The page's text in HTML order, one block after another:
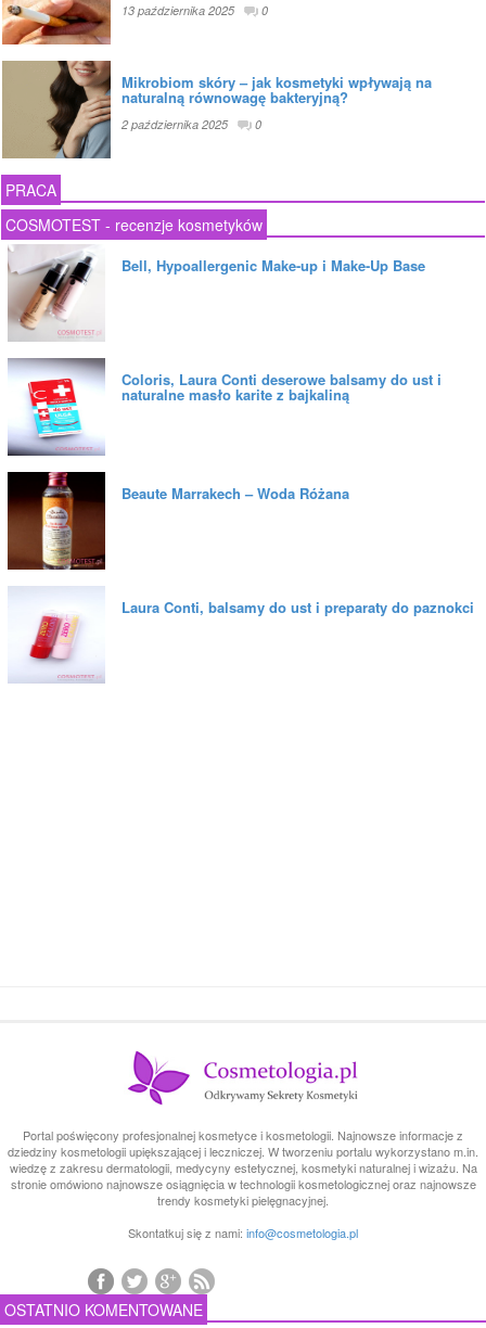
13 października 2025 0
Mikrobiom skóry – jak kosmetyki wpływają na
naturalną równowagę bakteryjną?
2 października 2025 0
PRACA
COSMOTEST - recenzje kosmetyków
Bell, Hypoallergenic Make-up i Make-Up Base
Coloris, Laura Conti deserowe balsamy do ust i
naturalne masło karite z bajkaliną
Beaute Marrakech – Woda Różana
Laura Conti, balsamy do ust i preparaty do paznokci
Portal poświęcony profesjonalnej kosmetyce i kosmetologii. Najnowsze informacje z
dziedziny kosmetologii upiększającej i leczniczej. W tworzeniu portalu wykorzystano m.in.
wiedzę z zakresu dermatologii, medycyny estetycznej, kosmetyki naturalnej i wizażu. Na
stronie omówiono najnowsze osiągnięcia w technologii kosmetologicznej oraz najnowsze
trendy kosmetyki pielęgnacyjnej.
Skontatkuj się z nami: info@cosmetologia.pl
OSTATNIO KOMENTOWANE